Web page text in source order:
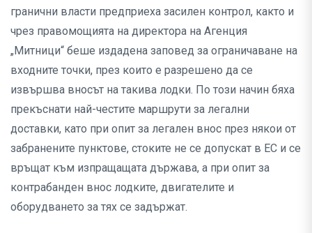
гранични власти предприеха засилен контрол, както и
чрез правомощията на директора на Агенция
„Митници“ беше издадена заповед за ограничаване на
входните точки, през които е разрешено да се
извършва вносът на такива лодки. По този начин бяха
прекъснати най-честите маршрути за легални
доставки, като при опит за легален внос през някои от
забранените пунктове, стоките не се допускат в ЕС и се
връщат към изпращащата държава, а при опит за
контрабанден внос лодките, двигателите и
оборудването за тях се задържат.